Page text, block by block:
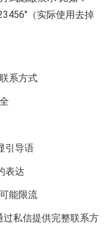
（实际使用去掉
系方式
引导语
表达
能限流
过私信提供完整联系方